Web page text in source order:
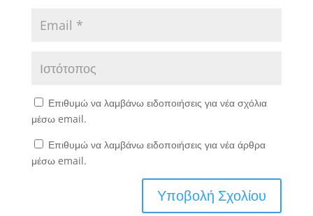
Επιθυμώ να λαμβάνω ειδοποιήσεις για νέα σχόλια
μέσω email.
Επιθυμώ να λαμβάνω ειδοποιήσεις για νέα άρθρα
μέσω email.